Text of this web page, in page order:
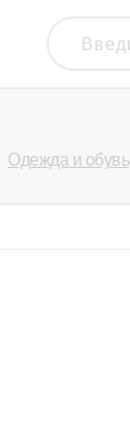
Одежда и обувь